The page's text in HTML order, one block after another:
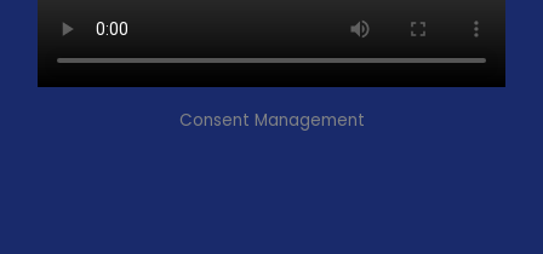
Consent Management